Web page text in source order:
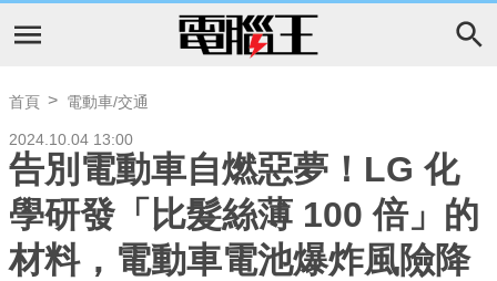
首頁 電動車/交通
2024.10.04 13:00
告別電動車自燃惡夢！LG 化
學研發「比髮絲薄 100 倍」的
材料，電動車電池爆炸風險降